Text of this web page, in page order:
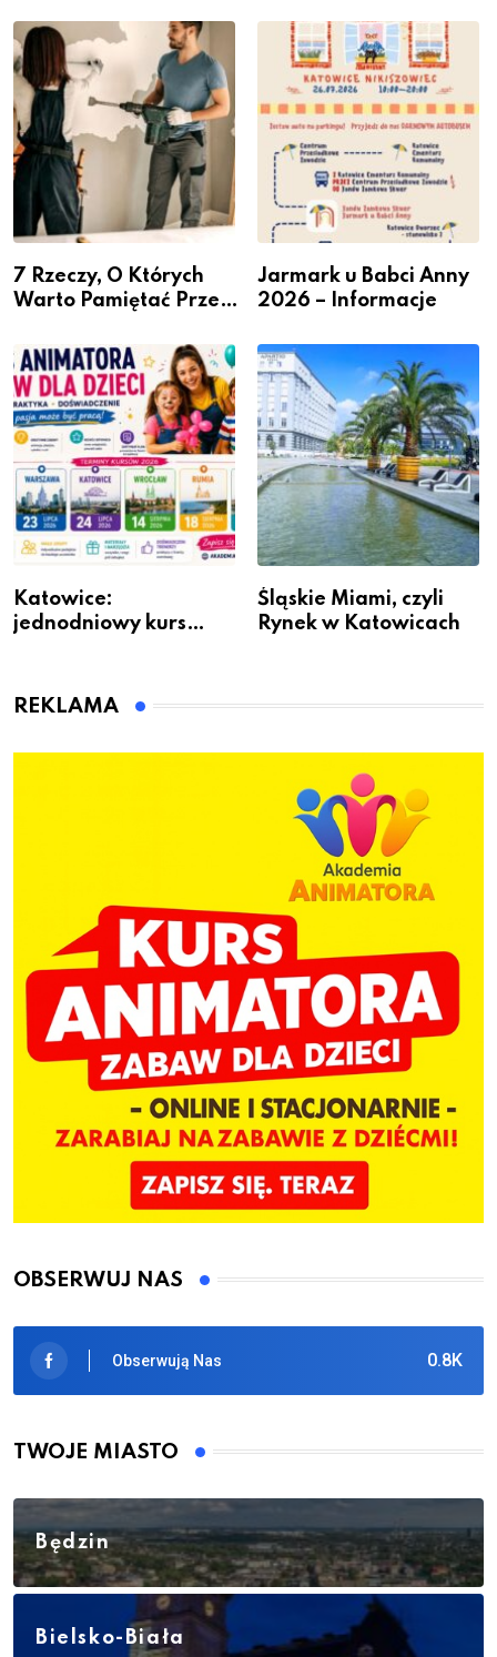
– nabór dla
przedsiębiorców
Podlesiu
7 Rzeczy, O Których
Warto Pamiętać Przed
Jarmark u Babci Anny
2026 – Informacje
Katowice:
jednodniowy kurs
dzieci
Śląskie Miami, czyli
Rynek w Katowicach
REKLAMA
OBSERWUJ NAS
0.8K
Obserwują Nas
TWOJE MIASTO
Będzin
Bielsko-Biała